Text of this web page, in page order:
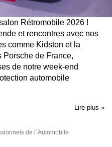
Rétromobile 2026 !
et rencontres avec nos
comme Kidston et la
Porsche de France,
de notre week-end
automobile
Lire plus »
de l´Automobile